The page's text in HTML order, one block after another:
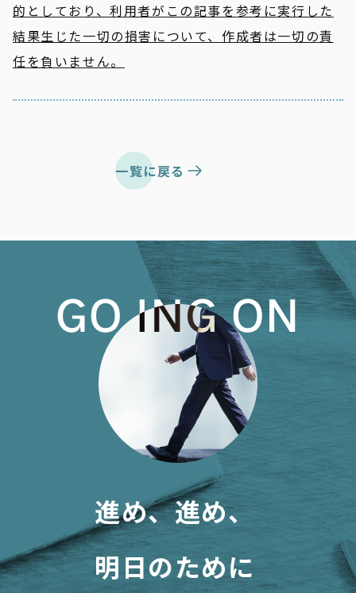
的としており、利用者がこの記事を参考に実行した
結果生じた一切の損害について、作成者は一切の責
任を負いません。
一覧に戻る
進め、進め、
明日のために